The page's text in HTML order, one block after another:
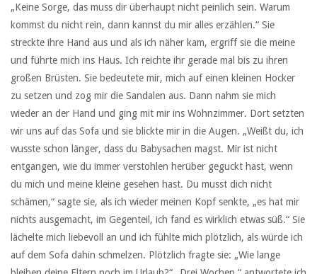
„Keine Sorge, das muss dir überhaupt nicht peinlich sein. Warum
kommst du nicht rein, dann kannst du mir alles erzählen.“ Sie
streckte ihre Hand aus und als ich näher kam, ergriff sie die meine
und führte mich ins Haus. Ich reichte ihr gerade mal bis zu ihren
großen Brüsten. Sie bedeutete mir, mich auf einen kleinen Hocker
zu setzen und zog mir die Sandalen aus. Dann nahm sie mich
wieder an der Hand und ging mit mir ins Wohnzimmer. Dort setzten
wir uns auf das Sofa und sie blickte mir in die Augen. „Weißt du, ich
wusste schon länger, dass du Babysachen magst. Mir ist nicht
entgangen, wie du immer verstohlen herüber geguckt hast, wenn
du mich und meine kleine gesehen hast. Du musst dich nicht
schämen,“ sagte sie, als ich wieder meinen Kopf senkte, „es hat mir
nichts ausgemacht, im Gegenteil, ich fand es wirklich etwas süß.“ Sie
lächelte mich liebevoll an und ich fühlte mich plötzlich, als würde ich
auf dem Sofa dahin schmelzen. Plötzlich fragte sie: „Wie lange